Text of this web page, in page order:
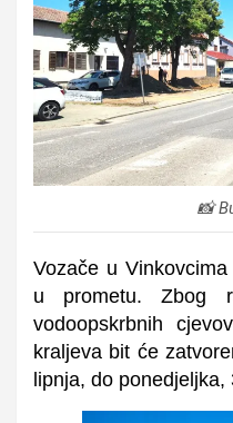
📸
Vozače u
u prometu. Zbog
vodoopskrbnih
kraljeva bit će
lipnja, do ponedjeljka,